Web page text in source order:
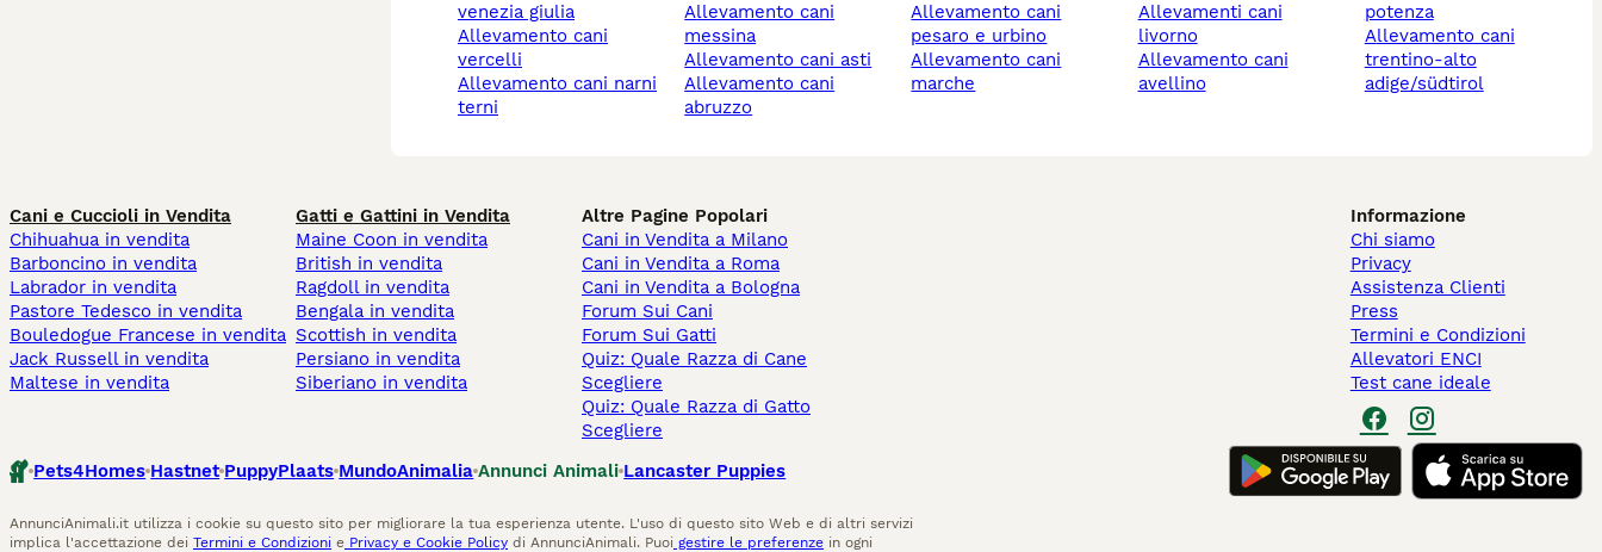
venezia giulia
allevamento cani
vercelli
allevamento cani narni
terni
allevamento cani
messina
allevamento cani asti
allevamento cani
abruzzo
allevamento cani
pesaro e urbino
allevamento cani
marche
allevamenti cani
livorno
allevamento cani
avellino
potenza
allevamento cani
trentino-alto
adige/südtirol
Cani e Cuccioli in Vendita
Chihuahua in vendita
Barboncino in vendita
Labrador in vendita
Pastore Tedesco in vendita
Bouledogue Francese in vendita
Jack Russell in vendita
Maltese in vendita
Gatti e Gattini in Vendita
Maine Coon in vendita
British in vendita
Ragdoll in vendita
Bengala in vendita
Scottish in vendita
Persiano in vendita
Siberiano in vendita
Altre Pagine Popolari
Cani in Vendita a Milano
Cani in Vendita a Roma
Cani in Vendita a Bologna
Forum Sui Cani
Forum Sui Gatti
Quiz: Quale Razza di Cane
Scegliere
Quiz: Quale Razza di Gatto
Scegliere
Informazione
Chi siamo
Privacy
Assistenza Clienti
Press
Termini e Condizioni
Allevatori ENCI
Test cane ideale
Pets4Homes Hastnet PuppyPlaats MundoAnimalia Annunci Animali Lancaster Puppies
AnnunciAnimali.it utilizza i cookie su questo sito per migliorare la tua esperienza utente. L'uso di questo sito Web e di altri servizi
implica l'accettazione dei Termini e Condizioni e Privacy e Cookie Policy di AnnunciAnimali. Puoi gestire le preferenze in ogni